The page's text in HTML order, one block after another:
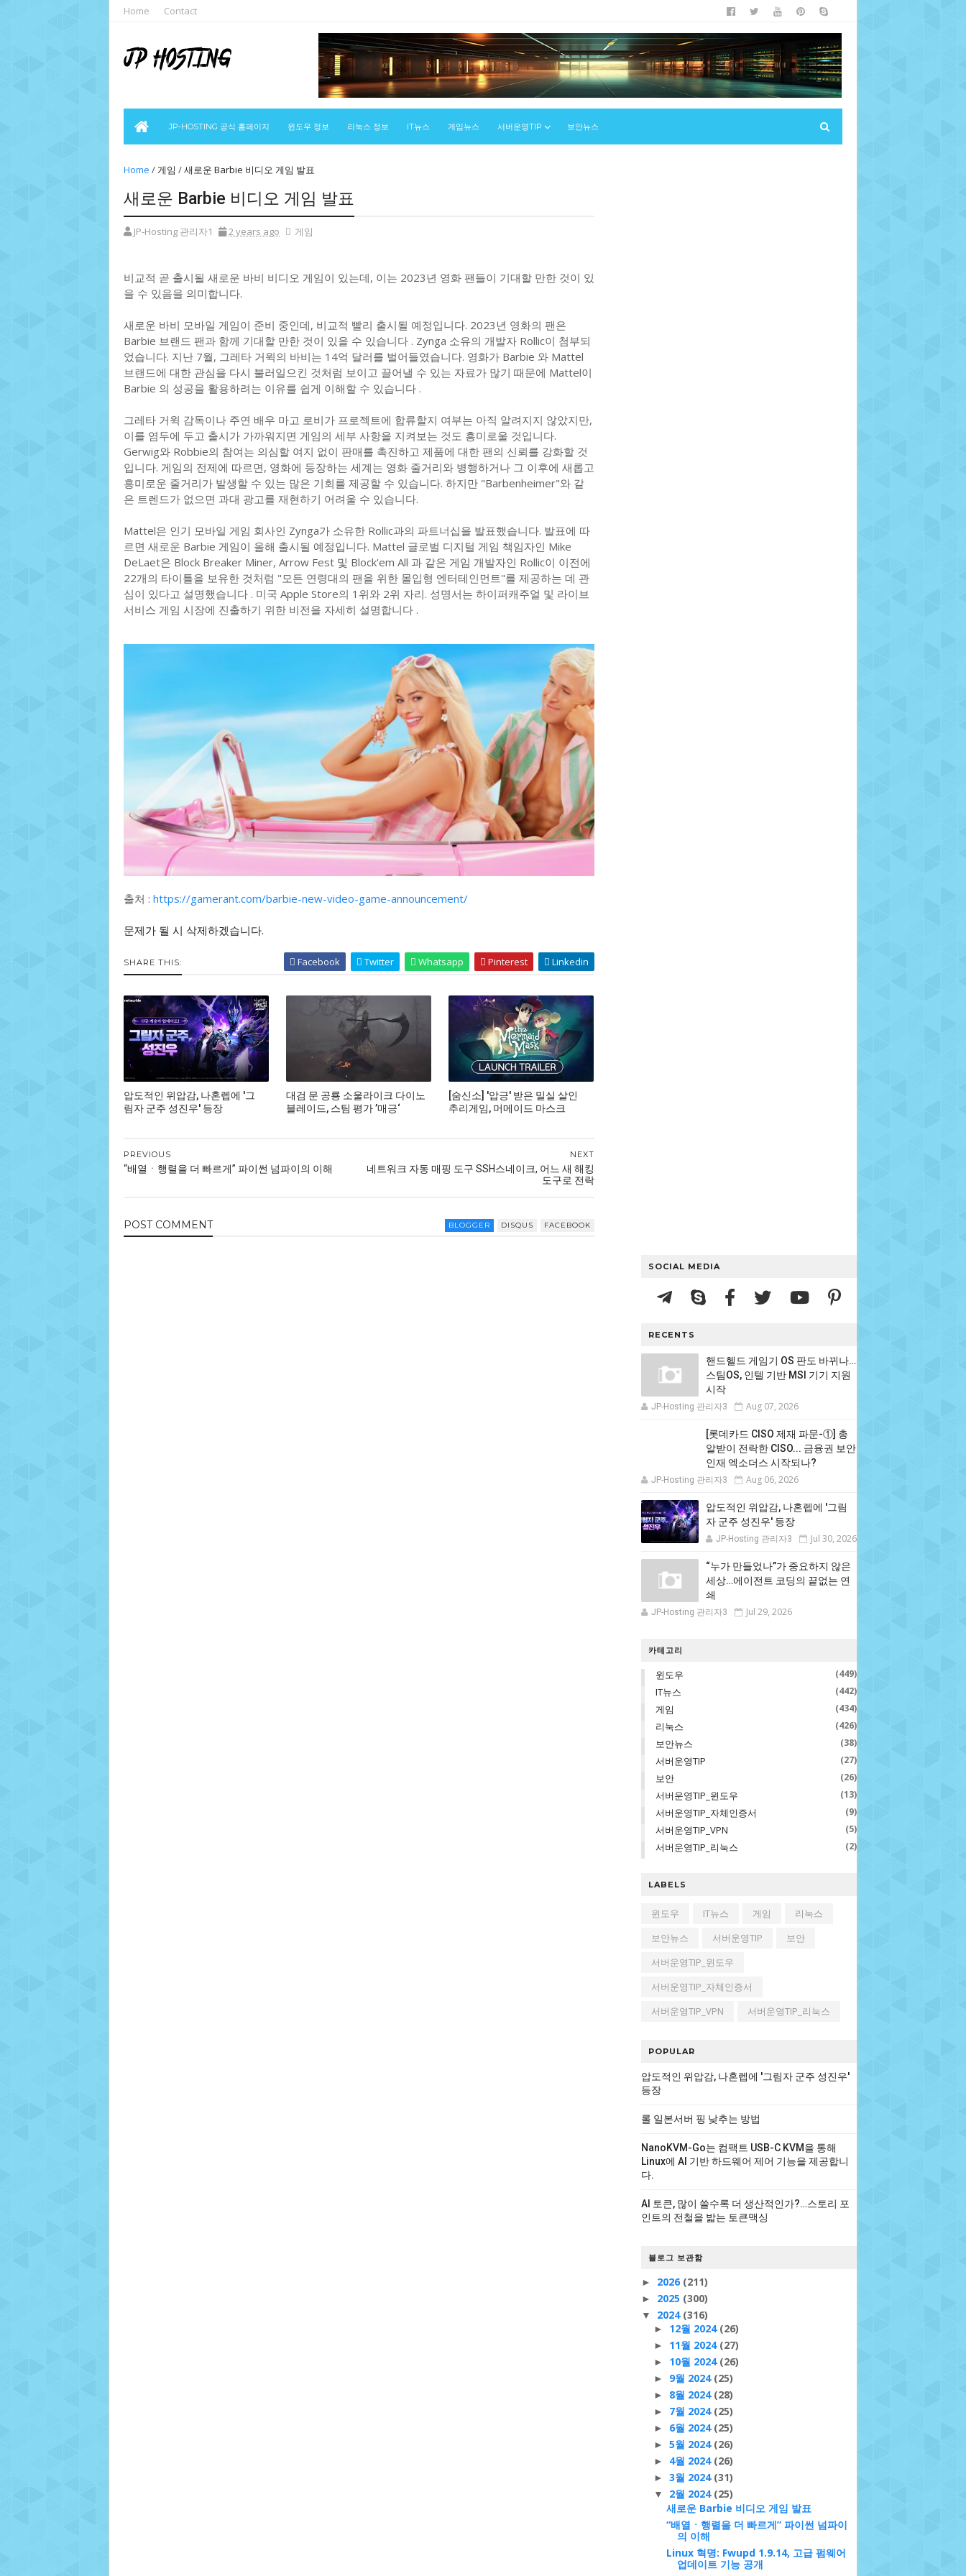
Home Contact
JP-HOSTING 공식 홈페이지 윈도우 정보 리눅스 정보 IT뉴스 게임뉴스 서버운영TIP 보안뉴스
Home /게임 /새로운 Barbie 비디오 게임 발표
새로운 Barbie 비디오 게임 발표
JP-Hosting 관리자1 2 years ago 게임
비교적 곧 출시될 새로운 바비 비디오 게임이 있는데, 이는 2023년 영화 팬들이 기대할 만한 것이 있
을 수 있음을 의미합니다.
새로운 바비 모바일 게임이 준비 중인데, 비교적 빨리 출시될 예정입니다. 2023년 영화의 팬은
Barbie 브랜드 팬과 함께 기대할 만한 것이 있을 수 있습니다 . Zynga 소유의 개발자 Rollic이 첨부되
었습니다. 지난 7월, 그레타 거윅의 바비는 14억 달러를 벌어들였습니다. 영화가 Barbie 와 Mattel
브랜드에 대한 관심을 다시 불러일으킨 것처럼 보이고 끌어낼 수 있는 자료가 많기 때문에 Mattel이
Barbie 의 성공을 활용하려는 이유를 쉽게 이해할 수 있습니다 .
그레타 거윅 감독이나 주연 배우 마고 로비가 프로젝트에 합류할지 여부는 아직 알려지지 않았지만,
이를 염두에 두고 출시가 가까워지면 게임의 세부 사항을 지켜보는 것도 흥미로울 것입니다.
Gerwig와 Robbie의 참여는 의심할 여지 없이 판매를 촉진하고 제품에 대한 팬의 신뢰를 강화할 것
입니다. 게임의 전제에 따르면, 영화에 등장하는 세계는 영화 줄거리와 병행하거나 그 이후에 새롭고
흥미로운 줄거리가 발생할 수 있는 많은 기회를 제공할 수 있습니다. 하지만 "Barbenheimer"와 같
은 트렌드가 없으면 과대 광고를 재현하기 어려울 수 있습니다.
Mattel은 인기 모바일 게임 회사인 Zynga가 소유한 Rollic과의 파트너십을 발표했습니다. 발표에 따
르면 새로운 Barbie 게임이 올해 출시될 예정입니다. Mattel 글로벌 디지털 게임 책임자인 Mike
DeLaet은 Block Breaker Miner, Arrow Fest 및 Block'em All 과 같은 게임 개발자인 Rollic이 이전에
22개의 타이틀을 보유한 것처럼 "모든 연령대의 팬을 위한 몰입형 엔터테인먼트"를 제공하는 데 관
심이 있다고 설명했습니다 . 미국 Apple Store의 1위와 2위 자리. 성명서는 하이퍼캐주얼 및 라이브
서비스 게임 시장에 진출하기 위한 비전을 자세히 설명합니다 .
출처 : https://gamerant.com/barbie-new-video-game-announcement/
문제가 될 시 삭제하겠습니다.
SHARE THIS: Facebook Twitter Whatsapp Pinterest Linkedin
압도적인 위압감, 나혼렙에 '그
림자 군주 성진우' 등장
대검 문 공룡 소울라이크 다이노
블레이드, 스팀 평가 ’매긍‘
[숨신소] '압긍' 받은 밀실 살인
추리게임, 머메이드 마스크
NEXT
네트워크 자동 매핑 도구 SSH스네이크, 어느 새 해킹
도구로 전락
PREVIOUS
“배열ㆍ행렬을 더 빠르게” 파이썬 넘파이의 이해
POST COMMENT BLOGGER DISQUS FACEBOOK
SOCIAL MEDIA
RECENTS
핸드헬드 게임기 OS 판도 바뀌나…
스팀OS, 인텔 기반 MSI 기기 지원
시작
JP-Hosting 관리자3 Aug 07, 2026
[롯데카드 CISO 제재 파문-①] 총
알받이 전락한 CISO... 금융권 보안
인재 엑소더스 시작되나?
JP-Hosting 관리자3 Aug 06, 2026
압도적인 위압감, 나혼렙에 '그림
자 군주 성진우' 등장
JP-Hosting 관리자3 Jul 30, 2026
“누가 만들었나”가 중요하지 않은
세상…에이전트 코딩의 끝없는 연
쇄
JP-Hosting 관리자3 Jul 29, 2026
카테고리
윈도우 (449)
IT뉴스 (442)
게임 (434)
리눅스 (426)
보안뉴스 (38)
서버운영TIP (27)
보안 (26)
서버운영TIP_윈도우 (13)
서버운영TIP_자체인증서 (9)
서버운영TIP_VPN (5)
서버운영TIP_리눅스 (2)
LABELS
윈도우 IT뉴스 게임
리눅스
보안뉴스
서버운영TIP
보안
서버운영TIP_윈도우
서버운영TIP_자체인증서
서버운영TIP_VPN
서버운영TIP_리눅스
POPULAR
압도적인 위압감, 나혼렙에 '그림자 군주 성진우'
등장
롤 일본서버 핑 낮추는 방법
NanoKVM-Go는 컴팩트 USB-C KVM을 통해
Linux에 AI 기반 하드웨어 제어 기능을 제공합니
다.
AI 토큰, 많이 쓸수록 더 생산적인가?…스토리 포
인트의 전철을 밟는 토큰맥싱
블로그 보관함
► 2026 (211)
► 2025 (300)
▼ 2024 (316)
► 12월 2024 (26)
► 11월 2024 (27)
► 10월 2024 (26)
► 9월 2024 (25)
► 8월 2024 (28)
► 7월 2024 (25)
► 6월 2024 (25)
► 5월 2024 (26)
► 4월 2024 (26)
► 3월 2024 (31)
▼ 2월 2024 (25)
새로운 Barbie 비디오 게임 발표
“배열ㆍ행렬을 더 빠르게” 파이썬 넘파이
의 이해
Linux 혁명: Fwupd 1.9.14, 고급 펌웨어
업데이트 기능 공개